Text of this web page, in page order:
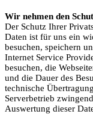
Wir nehmen den
Der Schutz Ihrer
Daten ist für uns ein
besuchen, speichern
Internet Service
besuchen, die
und die Dauer des
technische
Serverbetrieb
Auswertung dieser